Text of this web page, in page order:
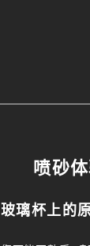
喷砂
玻璃杯上的